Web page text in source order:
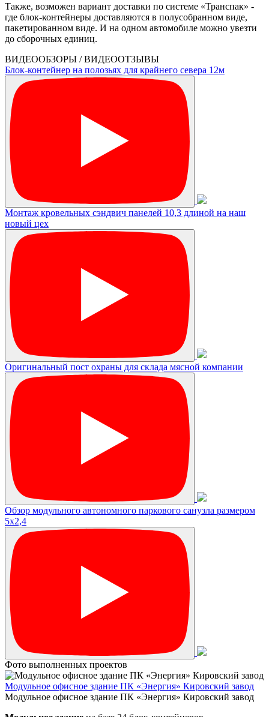
Также, возможен вариант доставки по системе «Транспак» -
где блок-контейнеры доставляются в полусобранном виде,
пакетированном виде. И на одном автомобиле можно увезти
до сборочных единиц.
ВИДЕООБЗОРЫ / ВИДЕООТЗЫВЫ
Блок-контейнер на полозьях для крайнего севера 12м
Монтаж кровельных сэндвич панелей 10,3 длиной на наш
новый цех
Оригинальный пост охраны для склада мясной компании
Обзор модульного автономного паркового санузла размером
5х2,4
Фото выполненных проектов
Модульное офисное здание ПК «Энергия» Кировский завод
Модульное офисное здание ПК «Энергия» Кировский завод